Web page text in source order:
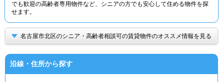
TOP
でも歓迎の高齢者専用物件など、シニアの方でも安心して住める物件を探
せます。
名古屋市北区のシニア・高齢者相談可の賃貸物件のオススメ情報を見る
沿線・住所から探す